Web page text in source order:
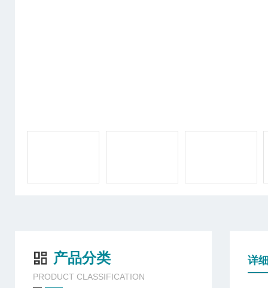
产品分类
PRODUCT CLASSIFICATION
详